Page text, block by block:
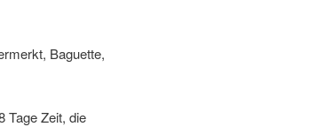
Baguette,
Tage Zeit, die